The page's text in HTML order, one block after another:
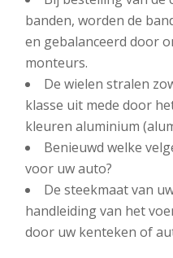
banden, worden de
en gebalanceerd door
monteurs.
De wielen stralen
klasse uit mede door
kleuren aluminium
Benieuwd welke
voor uw auto?
De steekmaat van
handleiding van het
door uw kenteken of